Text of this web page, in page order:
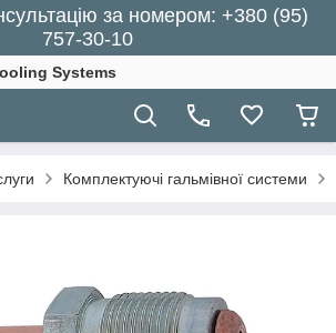
за номером: +380 (95)
757-30-10
Systems
Комплектуючі гальмівної системи